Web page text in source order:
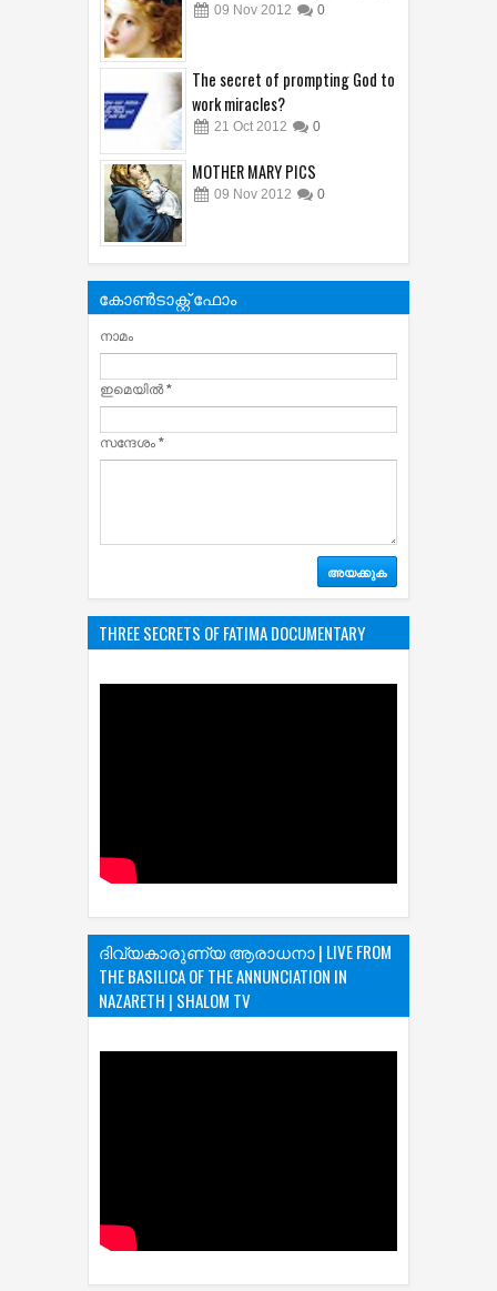
09 Nov 2012 0
The secret of prompting God to
work miracles?
21 Oct 2012 0
MOTHER MARY PICS
09 Nov 2012 0
കോൺടാക്റ്റ് ഫോം
നാമം
ഇമെയില്‍*
സന്ദേശം *
THREE SECRETS OF FATIMA DOCUMENTARY
ദിവ്യകാരുണ്യ ആരാധനാ | LIVE FROM
THE BASILICA OF THE ANNUNCIATION IN
NAZARETH | SHALOM TV